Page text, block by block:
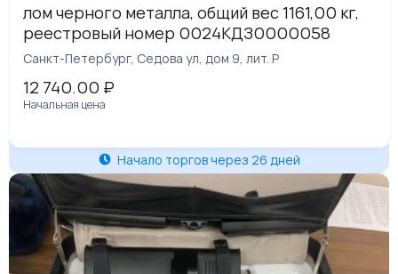
лом черного металла, общий вес 1161,00 кг,
реестровый номер 0024КДЗ0000058
Санкт-Петербург, Седова ул, дом 9, лит. Р
12 740.00 ₽
Начальная цена
Начало торгов через 26 дней